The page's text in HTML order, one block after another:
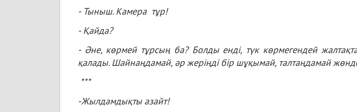
- Тыныш. Камера тұр!
- Қайда?
- Әне, көрмей тұрсың ба? Болды енді, түк көрмегендей
қалады. Шайнаңдамай, әр жеріңді бір шұқымай, талтаңдамай
***
-Жылдамдықты азайт!